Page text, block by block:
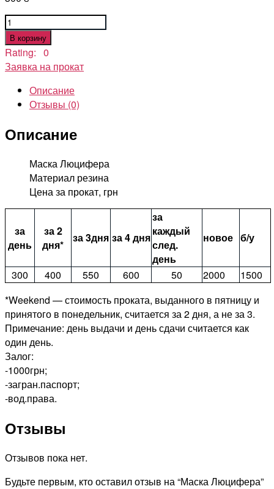
Количество
товара
Маска
Люцифера
В корзину
Rating: 0
Заявка на прокат
Описание
Отзывы (0)
Описание
Маска Люцифера
Материал резина
Цена за прокат, грн
за
день
за 2
дня*
за 3дня за 4 дня
за
каждый
след.
день
новое б/у
300 400 550 600 50 2000
1500
*Weekend — стоимость проката, выданного в пятницу и
принятого в понедельник, считается за 2 дня, а не за 3.
Примечание: день выдачи и день сдачи считается как
один день.
Залог:
-1000грн;
-загран.паспорт;
-вод.права.
Отзывы
Отзывов пока нет.
Будьте первым, кто оставил отзыв на “Маска Люцифера”